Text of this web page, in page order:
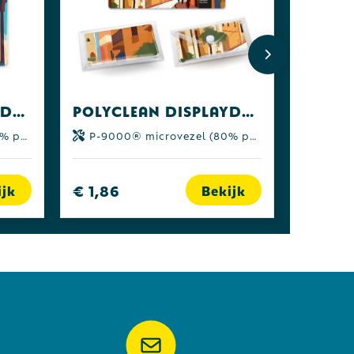
POLYCLEAN displaydoekje 15x15 cm in polyzakje, all-inclusive-pakket POLYCLEAN displaydoekje 18x15 cm in etui, all-inclusive-pakket
P-9000® microvezel (80% polyester | 20% polyamide)
€ 1,86 Bekijk